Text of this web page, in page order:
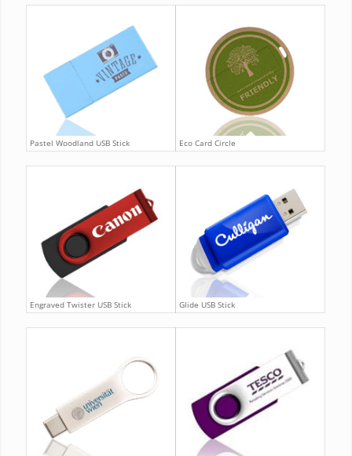
Pastel Woodland USB Stick Eco Card Circle
Engraved Twister USB Stick Glide USB Stick